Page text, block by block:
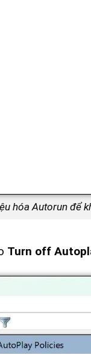
hóa Autorun để
Turn off